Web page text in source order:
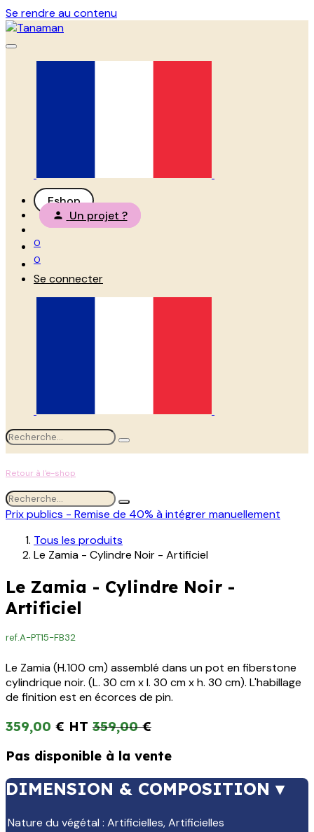
Se rendre au contenu
Eshop
Un projet ?
0
0
Se connecter
Retour à l'e-shop
Prix publics - Remise de 40% à intégrer manuellement
Tous les produits
Le Zamia - Cylindre Noir - Artificiel
Le Zamia - Cylindre Noir -
Artificiel
ref.A-PT15-FB32
Le Zamia (H.100 cm) assemblé dans un pot en fiberstone
cylindrique noir. (L. 30 cm x l. 30 cm x h. 30 cm). L'habillage
de finition est en écorces de pin.
359,00 € 359,00€
Pas disponible à la vente
DIMENSION & COMPOSITION ▾
Nature du végétal : Artificielles,Artificielles